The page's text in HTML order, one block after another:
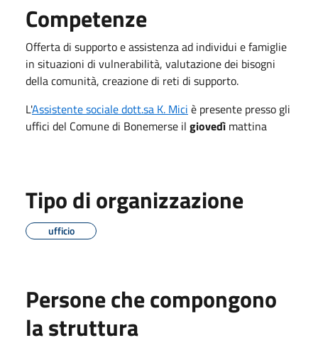
Competenze
Offerta di supporto e assistenza ad individui e famiglie
in situazioni di vulnerabilità, valutazione dei bisogni
della comunità, creazione di reti di supporto.
L'Assistente sociale dott.sa K. Mici è presente presso gli
uffici del Comune di Bonemerse il giovedì mattina
Tipo di organizzazione
ufficio
Persone che compongono
la struttura